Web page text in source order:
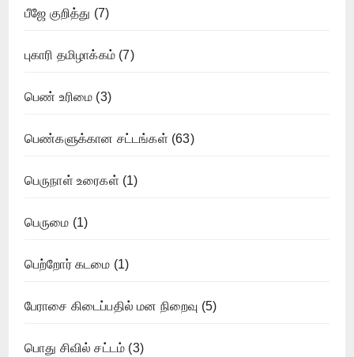
பீஜே குறித்து (7)
புகாரி தமிழாக்கம் (7)
பெண் உரிமை (3)
பெண்களுக்கான சட்டங்கள் (63)
பெருநாள் உரைகள் (1)
பெருமை (1)
பெற்றோர் கடமை (1)
பேராசை கிடைப்பதில் மன நிறைவு (5)
பொது சிவில் சட்டம் (3)